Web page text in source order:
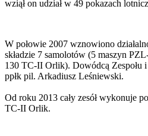
wziął on udział w 49 pokazach
W połowie 2007 wznowiono
składzie 7 samolotów (5 maszyn
130 TC-II Orlik). Dowódcą Zespołu
ppłk pil. Arkadiusz Leśniewski.
Od roku 2013 cały zesół wykonuje
TC-II Orlik.